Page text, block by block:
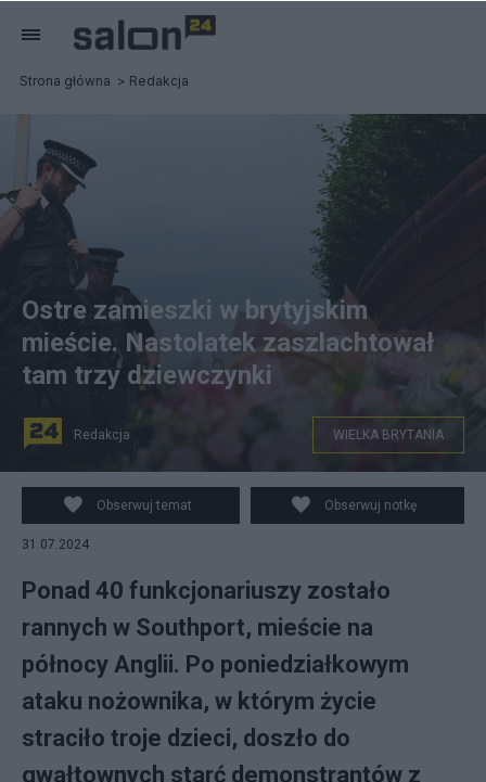
Strona główna Redakcja
fot. PAP/EPA/ADAM VAUGHAN
Ostre zamieszki w brytyjskim
mieście. Nastolatek zaszlachtował
tam trzy dziewczynki
Redakcja WIELKA BRYTANIA
Obserwuj temat Obserwuj notkę
31.07.2024
Ponad 40 funkcjonariuszy zostało
rannych w Southport, mieście na
północy Anglii. Po poniedziałkowym
ataku nożownika, w którym życie
straciło troje dzieci, doszło do
gwałtownych starć demonstrantów z